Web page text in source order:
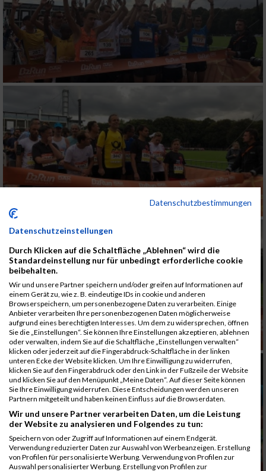
Datenschutzbestimmungen
Datenschutzeinstellungen
Durch Klicken auf die Schaltfläche „Ablehnen“ wird die
Standardeinstellung nur für unbedingt erforderliche cookie
beibehalten.
Wir und unsere Partner speichern und/oder greifen auf Informationen auf
einem Gerät zu, wie z. B. eindeutige IDs in cookie und anderen
Browserspeichern, um personenbezogene Daten zu verarbeiten. Einige
Anbieter verarbeiten Ihre personenbezogenen Daten möglicherweise
aufgrund eines berechtigten Interesses. Um dem zu widersprechen, öffnen
Sie die „Einstellungen“. Sie können Ihre Einstellungen akzeptieren, ablehnen
oder verwalten, indem Sie auf die Schaltfläche „Einstellungen verwalten“
klicken oder jederzeit auf die Fingerabdruck-Schaltfläche in der linken
unteren Ecke der Website klicken. Um Ihre Einwilligung zu widerrufen,
klicken Sie auf den Fingerabdruck oder den Link in der Fußzeile der Website
und klicken Sie auf den Menüpunkt „Meine Daten“. Auf dieser Seite können
Sie Ihre Einwilligung widerrufen. Diese Entscheidungen werden unseren
Partnern mitgeteilt und haben keinen Einfluss auf die Browserdaten.
Wir und unsere Partner verarbeiten Daten, um die Leistung
der Website zu analysieren und Folgendes zu tun:
Speichern von oder Zugriff auf Informationen auf einem Endgerät.
Verwendung reduzierter Daten zur Auswahl von Werbeanzeigen. Erstellung
von Profilen für personalisierte Werbung. Verwendung von Profilen zur
Auswahl personalisierter Werbung. Erstellung von Profilen zur